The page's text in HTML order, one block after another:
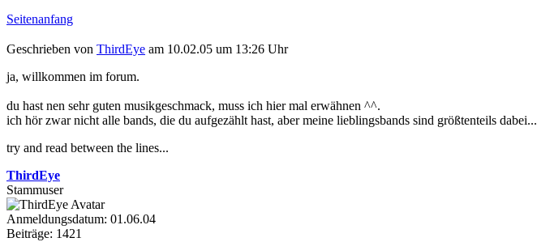
Seitenanfang
Geschrieben von ThirdEye am 10.02.05 um 13:26 Uhr
ja, willkommen im forum.
du hast nen sehr guten musikgeschmack, muss ich hier mal erwähnen ^^.
ich hör zwar nicht alle bands, die du aufgezählt hast, aber meine lieblingsbands sind größtenteils dabei...
try and read between the lines...
ThirdEye
Stammuser
Anmeldungsdatum: 01.06.04
Beiträge: 1421